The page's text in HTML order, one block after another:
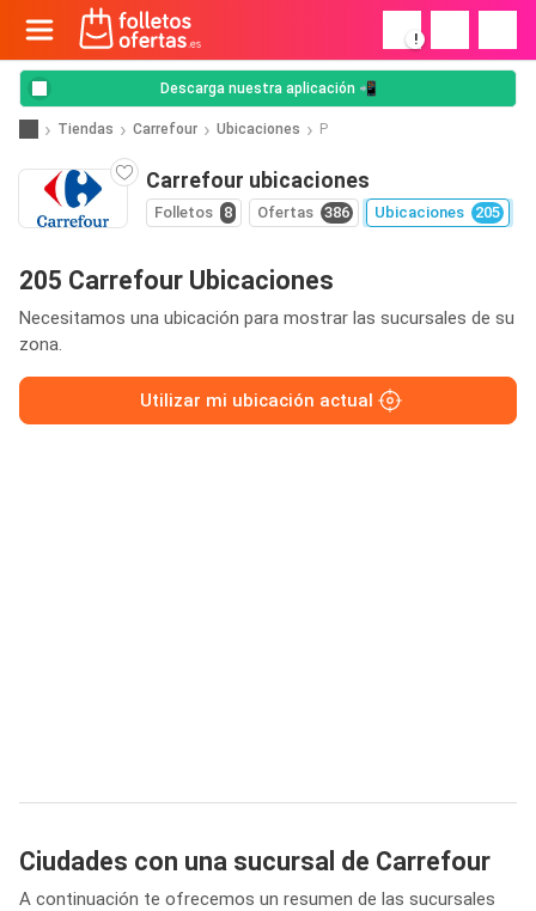
!
Descarga nuestra aplicación 📲
Tiendas Carrefour Ubicaciones P
Carrefour ubicaciones
Folletos 8 Ofertas 386 Ubicaciones 205
205 Carrefour Ubicaciones
Necesitamos una ubicación para mostrar las sucursales de su
zona.
Utilizar mi ubicación actual
Ciudades con una sucursal de Carrefour
A continuación te ofrecemos un resumen de las sucursales